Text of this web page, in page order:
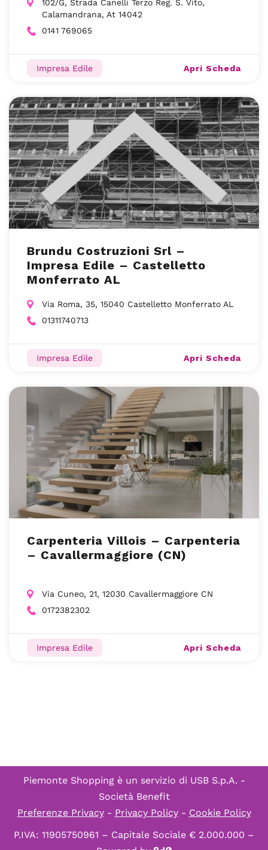
102/G, Strada Canelli Terzo Reg. S. Vito,
Calamandrana, At 14042
0141 769065
Impresa Edile Apri Scheda
Brundu Costruzioni Srl –
Impresa Edile – Castelletto
Monferrato AL
Via Roma, 35, 15040 Castelletto Monferrato AL
01311740713
Impresa Edile Apri Scheda
Carpenteria Villois – Carpenteria
– Cavallermaggiore (CN)
Via Cuneo, 21, 12030 Cavallermaggiore CN
0172382302
Impresa Edile Apri Scheda
Piemonte Shopping è un servizio di USB S.p.A. -
Società Benefit
Preferenze Privacy- Privacy Policy- Cookie Policy
P.IVA: 11905750961 – Capitale Sociale € 2.000.000 –